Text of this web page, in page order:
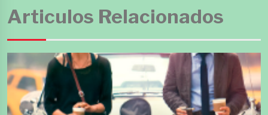
Articulos Relacionados